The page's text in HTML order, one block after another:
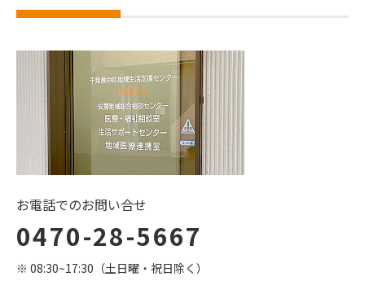
お電話でのお問い合せ
0470-28-5667
※ 08:30~17:30（土日曜・祝日除く）